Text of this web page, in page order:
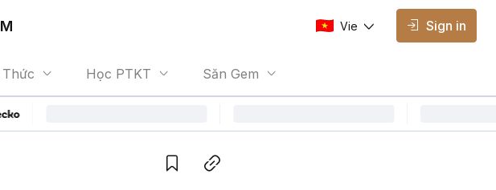
Thức Học PTKT Săn Gem
Vie
Vietnamese
Sign in